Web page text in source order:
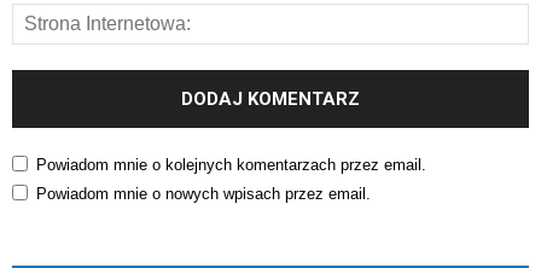
Powiadom mnie o kolejnych komentarzach przez email.
Powiadom mnie o nowych wpisach przez email.